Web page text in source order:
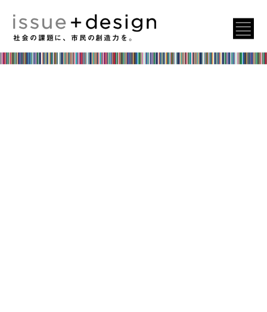
社会の課題に、市民の創造力を。